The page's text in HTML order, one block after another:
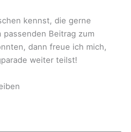
kennst, die gerne
Beitrag zum
dann freue ich mich,
weiter teilst!